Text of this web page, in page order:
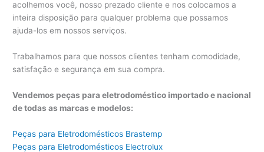
acolhemos você, nosso prezado cliente e nos colocamos a
inteira disposição para qualquer problema que possamos
ajuda-los em nossos serviços.
Trabalhamos para que nossos clientes tenham comodidade,
satisfação e segurança em sua compra.
Vendemos peças para eletrodoméstico importado e nacional
de todas as marcas e modelos:
Peças para Eletrodomésticos Brastemp
Peças para Eletrodomésticos Electrolux